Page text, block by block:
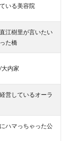
いる美容院
江樹里が言いたい
た橋
内家
営しているオーラ
ハマっちゃった公